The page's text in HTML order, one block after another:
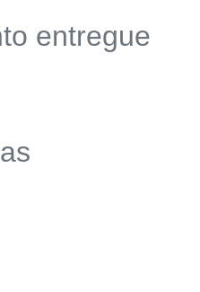
entregue